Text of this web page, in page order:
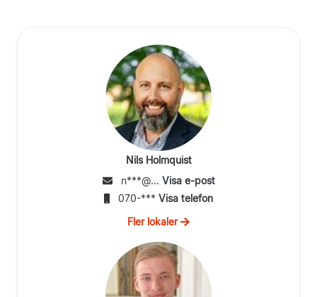
Nils Holmquist
n***@... Visa e-post
070-*** Visa telefon
Fler lokaler